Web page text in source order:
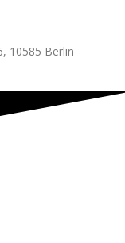
10585 Berlin